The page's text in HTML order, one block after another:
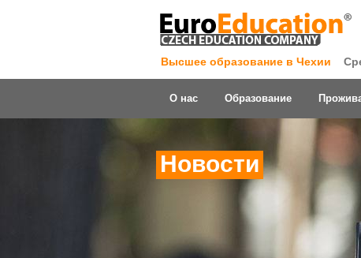
Высшее образование в Чехии
О нас Образование
Новости